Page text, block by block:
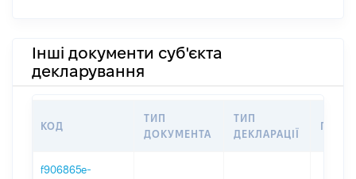
Інші документи суб'єкта
декларування
КОД
ТИП
ДОКУМЕНТА
ТИП
ДЕКЛАРАЦІЇ
f906865e-